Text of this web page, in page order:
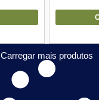
Carregar mais produtos